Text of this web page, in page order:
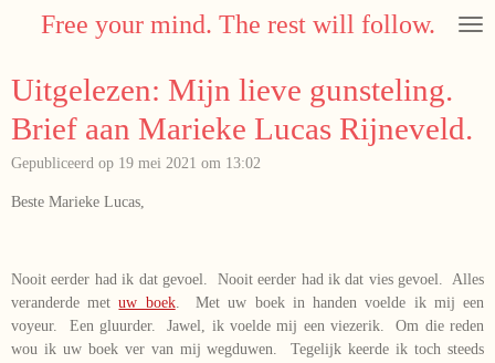
hoofdinhoud
Free your mind. The rest will follow.
Uitgelezen: Mijn lieve gunsteling.
Brief aan Marieke Lucas Rijneveld.
Gepubliceerd op 19 mei 2021 om 13:02
Beste Marieke Lucas,
Nooit eerder had ik dat gevoel. Nooit eerder had ik dat vies gevoel. Alles
veranderde metuw boek. Met uw boek in handen voelde ik mij een
voyeur. Een gluurder. Jawel, ik voelde mij een viezerik. Om die reden
wou ik uw boek ver van mij wegduwen. Tegelijk keerde ik toch steeds